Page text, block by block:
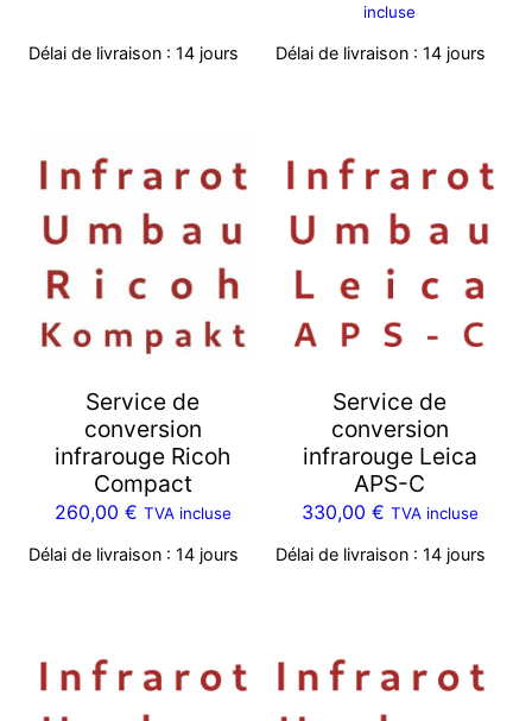
Délai de livraison : 14 jours
incluse
Délai de livraison : 14 jours
Service de
conversion
infrarouge Ricoh
Compact
260,00 € TVA incluse
Délai de livraison : 14 jours
Service de
conversion
infrarouge Leica
APS-C
330,00 € TVA incluse
Délai de livraison : 14 jours